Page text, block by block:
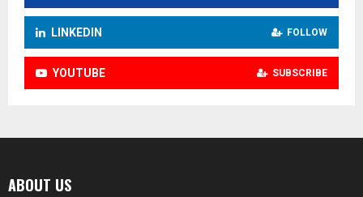
LINKEDIN FOLLOW
YOUTUBE SUBSCRIBE
ABOUT US